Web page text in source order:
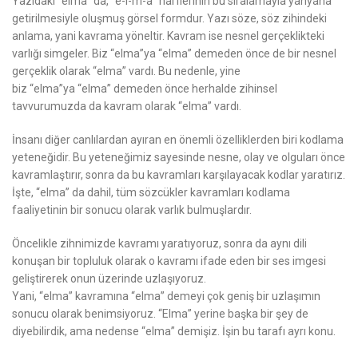
getirilmesiyle oluşmuş görsel formdur. Yazı söze, söz zihindeki
anlama, yani kavrama yöneltir. Kavram ise nesnel gerçeklikteki
varlığı simgeler. Biz “elma”ya “elma” demeden önce de bir nesnel
gerçeklik olarak“elma” vardı. Bu nedenle, yine
biz “elma”ya “elma” demeden önce herhalde zihinsel
tavvurumuzda da kavram olarak“elma” vardı.
İnsanı diğer canlılardan ayıran en önemli özelliklerden biri kodlama
yeteneğidir. Bu yeteneğimiz sayesinde nesne, olay ve olguları önce
kavramlaştırır, sonra da bu kavramları karşılayacak kodlar yaratırız.
İşte, “elma” da dahil, tüm sözcükler kavramları kodlama
faaliyetinin bir sonucu olarak varlık bulmuşlardır.
Öncelikle zihnimizde kavramı yaratıyoruz, sonra da aynı dili
konuşan bir topluluk olarak o kavramı ifade eden bir ses imgesi
geliştirerek onun üzerinde uzlaşıyoruz.
Yani, “elma” kavramına “elma” demeyi çok geniş bir uzlaşımın
sonucu olarak benimsiyoruz. “Elma” yerine başka bir şey de
diyebilirdik, ama nedense “elma” demişiz. İşin bu tarafı ayrı konu.